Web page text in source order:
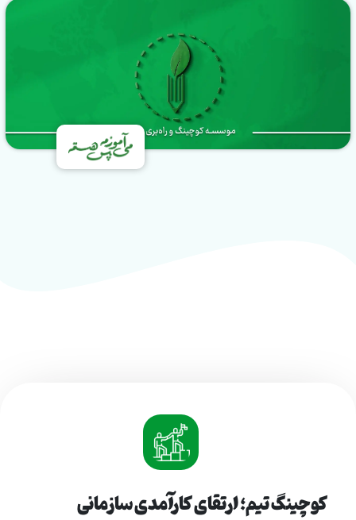
کوچینگ تیم؛ ارتقای کارآمدی سازمانی